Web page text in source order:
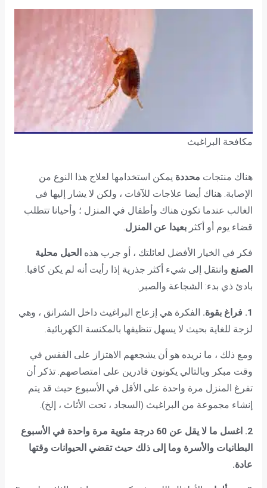
مكافحة البراغيث
هناك منتجات محددة يمكن استخدامها لعلاج هذا النوع من
الإصابة. هناك أيضا علاجات للآفات ، ولكن لا يشار إليها في
الغالب عندما تكون هناك وأطفال في المنزل ؛ وأحيانا تتطلب
قضاء يوم أو أكثر بعيدا عن المنزل
فكر في الخيار الأفضل لعائلتك ، أو جرب هذه الحيل محلية
الصنع وانتقل إلى شيء أكثر جذرية إذا رأيت أنه لم يكن كافيا.
بادئ ذي بدء: الشجاعة والصبر.
1. فراغ بقوة.
الفكرة هي إزعاج البراغيث داخل الشرانق ، وهي
لزجة للغاية بحيث لا يسهل تنظيفها بالمكنسة الكهربائية.
ومع ذلك ، ما نريده هو أن يشجعهم الاهتزاز على الفقس في
وقت مبكر وبالتالي يكونون قادرين على امتصاصهم. تذكر أن
تفرغ المنزل مرة واحدة على الأقل في الأسبوع حيث قد يتم
إنشاء مجموعة من البراغيث (السجاد ، تحت الأثاث ، إلخ).
2. اغسل ما لا يقل عن 60 درجة مئوية مرة واحدة في الأسبوع
البطانيات والأسرة وما إلى ذلك حيث تقضي الحيوانات وقتها
عادة.